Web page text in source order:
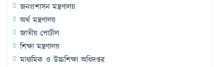
জনপ্রশাসন মন্ত্রণালয়
অর্থ মন্ত্রণালয়
জাতীয় পোর্টাল
শিক্ষা মন্ত্রণালয়
মাধ্যমিক ও উচ্চশিক্ষা অধিদপ্তর